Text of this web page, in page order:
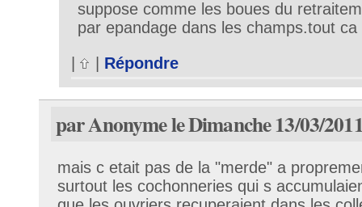
suppose comme les boues du
par epandage dans les champs.tout
| Répondre
par Anonyme le Dimanche 13/03/
mais c etait pas de la "merde" a
surtout les cochonneries qui s